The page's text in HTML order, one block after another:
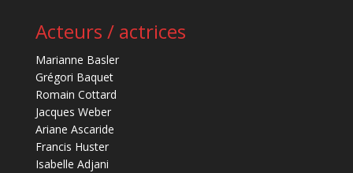
Acteurs / actrices
Marianne Basler
Grégori Baquet
Romain Cottard
Jacques Weber
Ariane Ascaride
Francis Huster
Isabelle Adjani